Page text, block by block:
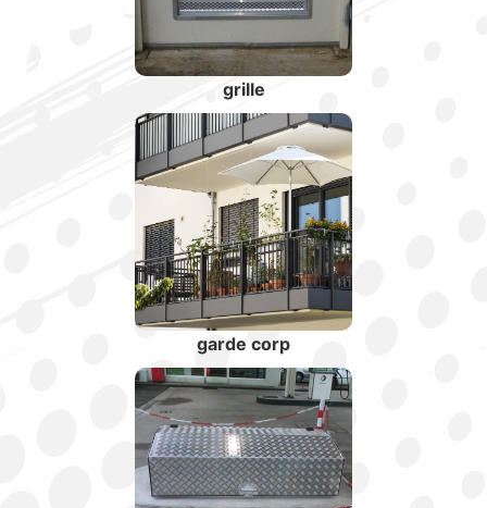
grille
garde corp